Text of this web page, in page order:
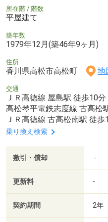
所在階 / 階数
平屋建て
築年数
1979年12月(築46年9ヶ月)
住所
香川県高松市高松町 地
交通
ＪＲ高徳線 屋島駅 徒歩10分
高松琴平電鉄志度線 古高松
ＪＲ高徳線 古高松南駅 徒歩
乗り換え検索
敷引・償却 -
更新料 -
契約期間 2年